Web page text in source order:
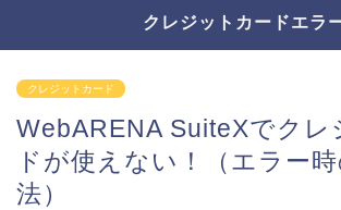
クレジットカードエラ
クレジットカード
WebARENA SuiteXでクレ
ドが使えない！（エラー
法）